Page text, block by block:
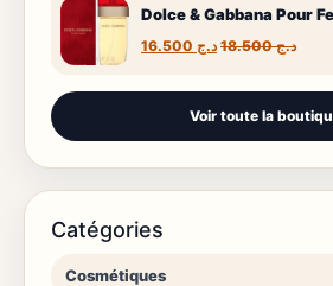
Dolce & Gabbana Pour
د.ج18.500
Le
prix
د.ج 18.500.
د.ج
Voir toute la
Catégories
Cosmétiques